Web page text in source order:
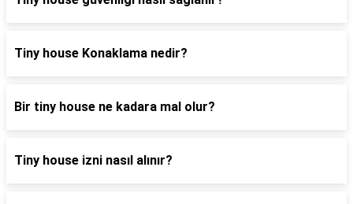
Tiny house Konaklama nedir?
Bir tiny house ne kadara mal olur?
Tiny house izni nasıl alınır?